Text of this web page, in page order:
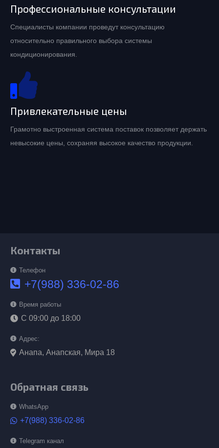
Профессиональные консультации
Специалисты компании проведут консультацию
относительно правильного выбора системы
кондиционирования.
Привлекательные цены
Грамотно выстроенная система поставок позволяет держать
невысокие цены, сохраняя высокое качество продукции.
Контакты
Телефон
+7(988) 336-02-86
Время работы
С 09:00 до 18:00
Адрес:
Анапа, Анапская, Мира 18
Обратная связь
WhatsApp
+7(988) 336-02-86
Telegram канал